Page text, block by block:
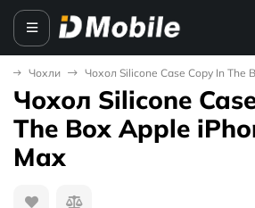
Чохли Чохол Silicone Case Copy In The
Чохол Silicone
The Box Apple
Max